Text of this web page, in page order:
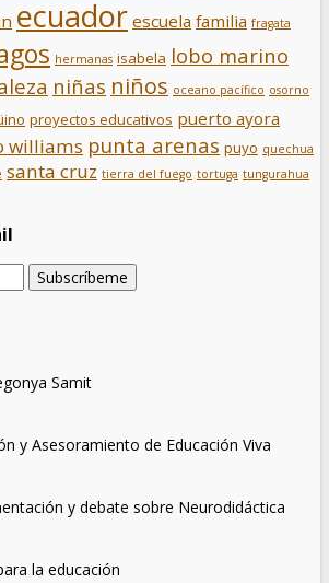
ecuador escuela familia fragata
hermanas isabela lobo marino
niñas niños oceano pacífico osorno
proyectos educativos puerto ayora
williams punta arenas puyo quechua
santa cruz tierra del fuego tortuga tungurahua
Samit
y Asesoramiento de Educación Viva
y debate sobre Neurodidáctica
la educación